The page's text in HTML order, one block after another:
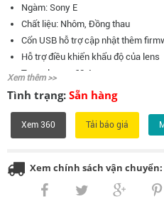
Ngàm: Sony E
Chất liệu: Nhôm, Đồng thau
Cổn USB hỗ trợ cập nhật thêm
Hỗ trợ điều khiển khẩu độ của lens
Trọng lượng: 63.4g
Kích thước (H x W x D): 75 x 75 x 10
Xem thêm >>
Tình trạng: Sẵn hàng
Xem 360
Xem chính sách vận chuyển: